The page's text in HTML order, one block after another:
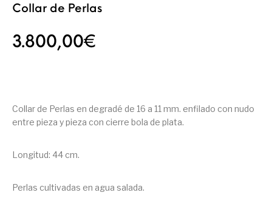
Collar de Perlas
3.800,00€
Collar de Perlas en degradé de 16 a 11 mm. enfilado con nudo
entre pieza y pieza con cierre bola de plata.
Longitud: 44 cm.
Perlas cultivadas en agua salada.